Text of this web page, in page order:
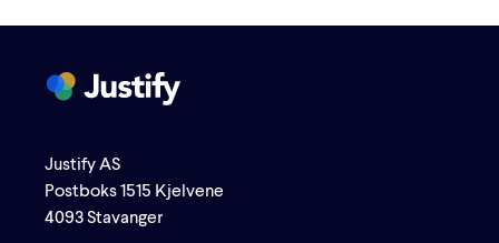
Justify AS
Postboks 1515 Kjelvene
4093 Stavanger